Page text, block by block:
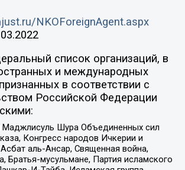
NKOForeignAgent.aspx
список организаций, в
и международных
в соответствии с
Российской Федерации
Шура Объединенных сил
Конгресс народов Ичкерии и
аль-Ансар, Священная война,
Братья-мусульмане, Партия исламского